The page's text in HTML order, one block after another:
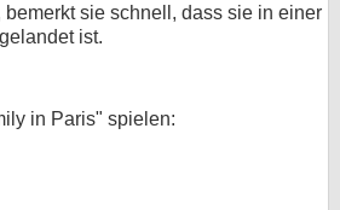
sie schnell, dass sie in einer
ist.
in Paris" spielen: